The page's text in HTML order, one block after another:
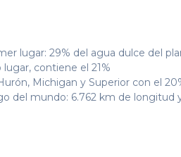
lugar: 29% del agua dulce del
contiene el 21%
Michigan y Superior con el
del mundo: 6.762 km de longitud